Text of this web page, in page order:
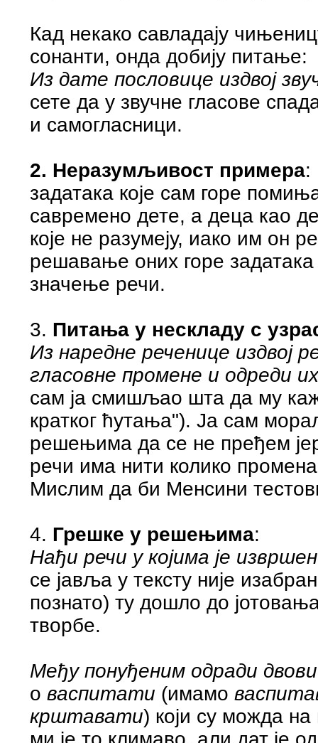
Кад некако савладају
сонанти, онда добију питање:
Из дате пословице издвој
сете да у звучне гласове
и самогласници.
2. Неразумљивост примера:
задатака које сам горе
савремено дете, а деца као
које не разумеју, иако им он
решавање оних горе
значење речи.
3. Питања у нескладу с
Из наредне реченице издвој
гласовне промене и одреди
сам ја смишљао шта да му
кратког ћутања"). Ја сам
решењима да се не пређем
речи има нити колико
Мислим да би Менсини
4. Грешке у решењима:
Нађи речи у којима је
се јавља у тексту није
познато) ту дошло до
творбе.
Међу понуђеним одради
оваспитати (имамо
крштавати) који су можда